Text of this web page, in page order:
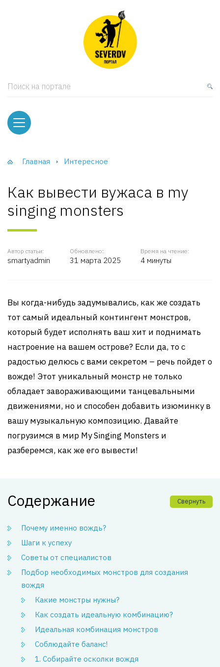
Поиск на портале
Главная Интересное
Как вывести вужаса в my
singing monsters
Автор статьи:
smartyadmin
Обновлено:
31 марта 2025
Время на чтение:
4 минуты
Вы когда-нибудь задумывались, как же создать
тот самый идеальный контингент монстров,
который будет исполнять ваш хит и поднимать
настроение на вашем острове? Если да, то с
радостью делюсь с вами секретом – речь пойдет о
вожде! Этот уникальный монстр не только
обладает завораживающими танцевальными
движениями, но и способен добавить изюминку в
вашу музыкальную композицию. Давайте
погрузимся в мир My Singing Monsters и
разберемся, как же его вывести!
Содержание Свернуть
Почему именно вождь?
Шаги к успеху
Советы от специалистов
Подбор необходимых монстров для создания
вождя
Какие монстры нужны?
Как создать идеальную комбинацию?
Идеальная комбинация монстров
Соблюдайте баланс!
1. Собирайте осколки вождя
и тумбы